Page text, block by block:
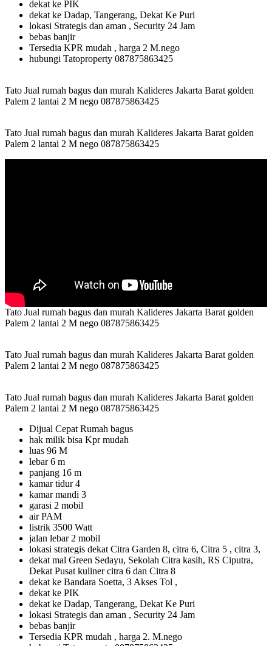
dekat ke PIK
dekat ke Dadap, Tangerang, Dekat Ke Puri
lokasi Strategis dan aman , Security 24 Jam
bebas banjir
Tersedia KPR mudah , harga 2 M.nego
hubungi Tatoproperty 087875863425
Tato Jual rumah bagus dan murah Kalideres Jakarta Barat golden
Palem 2 lantai 2 M nego 087875863425
Tato Jual rumah bagus dan murah Kalideres Jakarta Barat golden
Palem 2 lantai 2 M nego 087875863425
Tato Jual rumah bagus dan murah Kalideres Jakarta Barat golden
Palem 2 lantai 2 M nego 087875863425
Tato Jual rumah bagus dan murah Kalideres Jakarta Barat golden
Palem 2 lantai 2 M nego 087875863425
Tato Jual rumah bagus dan murah Kalideres Jakarta Barat golden
Palem 2 lantai 2 M nego 087875863425
Dijual Cepat Rumah bagus
hak milik bisa Kpr mudah
luas 96 M
lebar 6 m
panjang 16 m
kamar tidur 4
kamar mandi 3
garasi 2 mobil
air PAM
listrik 3500 Watt
jalan lebar 2 mobil
lokasi strategis dekat Citra Garden 8, citra 6, Citra 5 , citra 3,
dekat mal Green Sedayu, Sekolah Citra kasih, RS Ciputra,
Dekat Pusat kuliner citra 6 dan Citra 8
dekat ke Bandara Soetta, 3 Akses Tol ,
dekat ke PIK
dekat ke Dadap, Tangerang, Dekat Ke Puri
lokasi Strategis dan aman , Security 24 Jam
bebas banjir
Tersedia KPR mudah , harga 2. M.nego